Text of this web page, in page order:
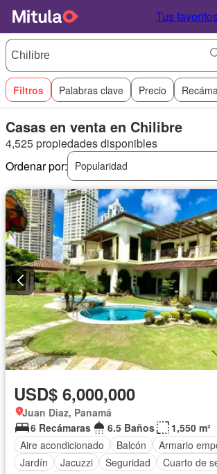
Tus
Filtros Palabras clave Precio
Casas en venta en Chilibre
4,525 propiedades disponibles
Ordenar por:
Popularidad
USD$ 6,000,000
Juan Diaz, Panamá
6 Recámaras
6.5 Baños
1,550 m²
Aire acondicionado
Balcón Armario
Jardín
Jacuzzi Seguridad Cuarto de